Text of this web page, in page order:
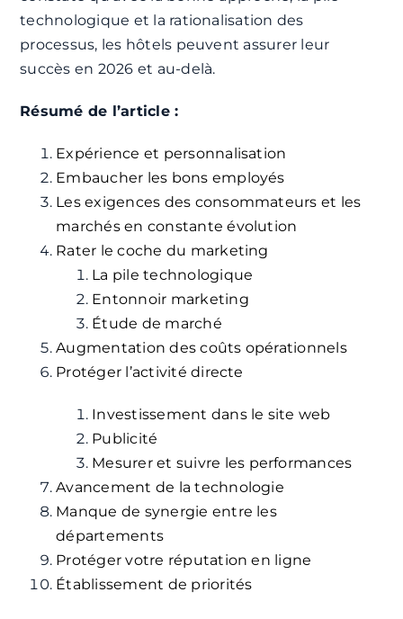
technologique et la rationalisation des
processus, les hôtels peuvent assurer leur
succès en 2026 et au-delà.
Résumé de l’article :
Expérience et personnalisation
Embaucher les bons employés
Les exigences des consommateurs et les
marchés en constante évolution
Rater le coche du marketing
La pile technologique
Entonnoir marketing
Étude de marché
Augmentation des coûts opérationnels
Protéger l’activité directe
Investissement dans le site web
Publicité
Mesurer et suivre les performances
Avancement de la technologie
Manque de synergie entre les
départements
Protéger votre réputation en ligne
Établissement de priorités